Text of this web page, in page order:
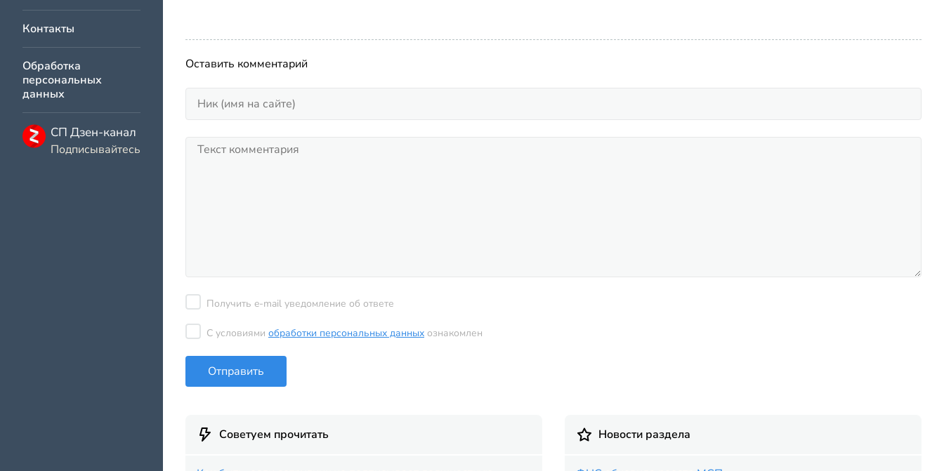
Контакты
Обработка
персональных
данных
СП Дзен-канал
Подписывайтесь
Оставить комментарий
Получить e-mail уведомление об ответе
С условиями обработки персональных данных ознакомлен
Отправить
Советуем прочитать Новости раздела